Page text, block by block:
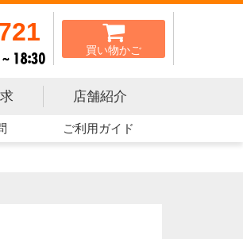
買い物かご
店舗紹介
ご利用ガイド